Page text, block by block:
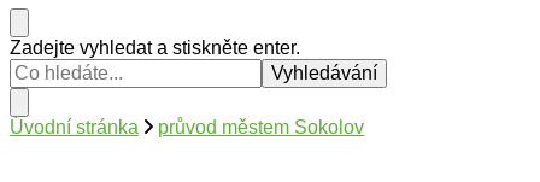
Hledáte
něco
?
Zadejte vyhledat a stiskněte enter.
Úvodní stránka průvod městem Sokolov